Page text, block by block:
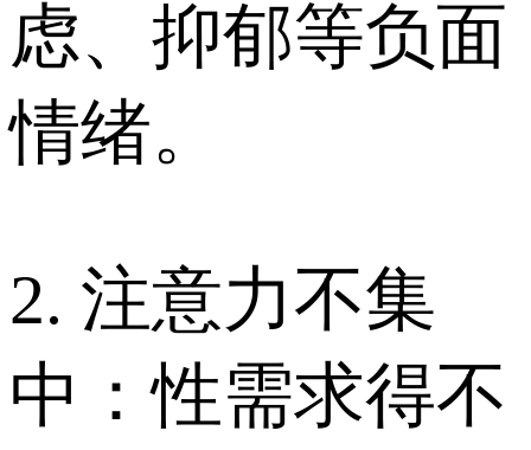
虑、抑郁等负面
情绪。
2. 注意力不集
中：性需求得不